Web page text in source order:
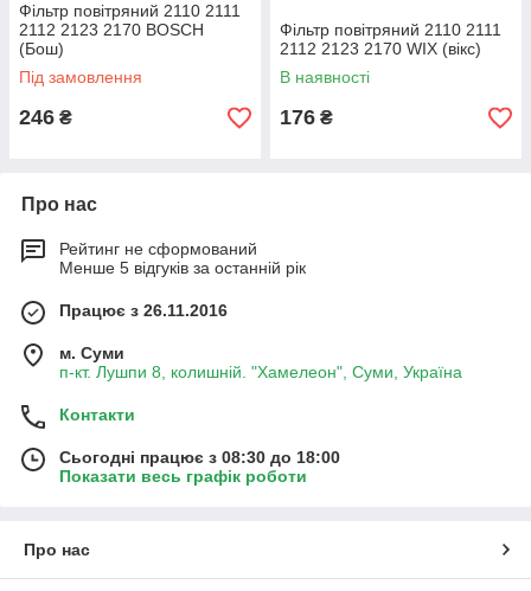
Фільтр повітряний 2110 2111
2112 2123 2170 BOSCH
(Бош)
Під замовлення
246 ₴
Фільтр повітряний 2110 2111
2112 2123 2170 WIX (вікс)
В наявності
176 ₴
Про нас
Рейтинг не сформований
Менше 5 відгуків за останній рік
Працює з 26.11.2016
м. Суми
п-кт. Лушпи 8, колишній. "Хамелеон", Суми, Україна
Контакти
Сьогодні працює з 08:30 до 18:00
Показати весь графік роботи
Про нас